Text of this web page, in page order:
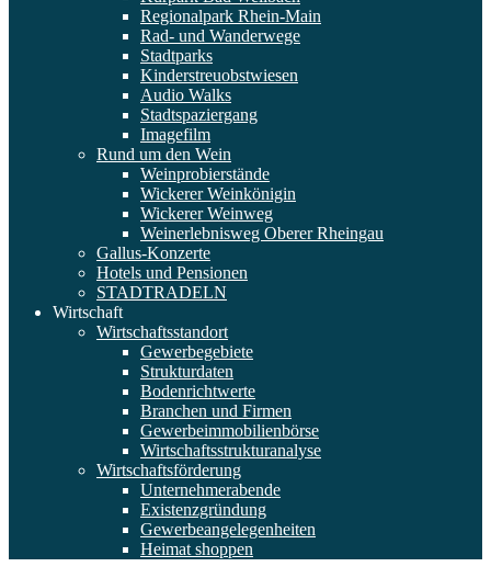
Regionalpark Rhein-Main
Rad- und Wanderwege
Stadtparks
Kinderstreuobstwiesen
Audio Walks
Stadtspaziergang
Imagefilm
Rund um den Wein
Weinprobierstände
Wickerer Weinkönigin
Wickerer Weinweg
Weinerlebnisweg Oberer Rheingau
Gallus-Konzerte
Hotels und Pensionen
STADTRADELN
Wirtschaft
Wirtschaftsstandort
Gewerbegebiete
Strukturdaten
Bodenrichtwerte
Branchen und Firmen
Gewerbeimmobilienbörse
Wirtschaftsstrukturanalyse
Wirtschaftsförderung
Unternehmerabende
Existenzgründung
Gewerbeangelegenheiten
Heimat shoppen